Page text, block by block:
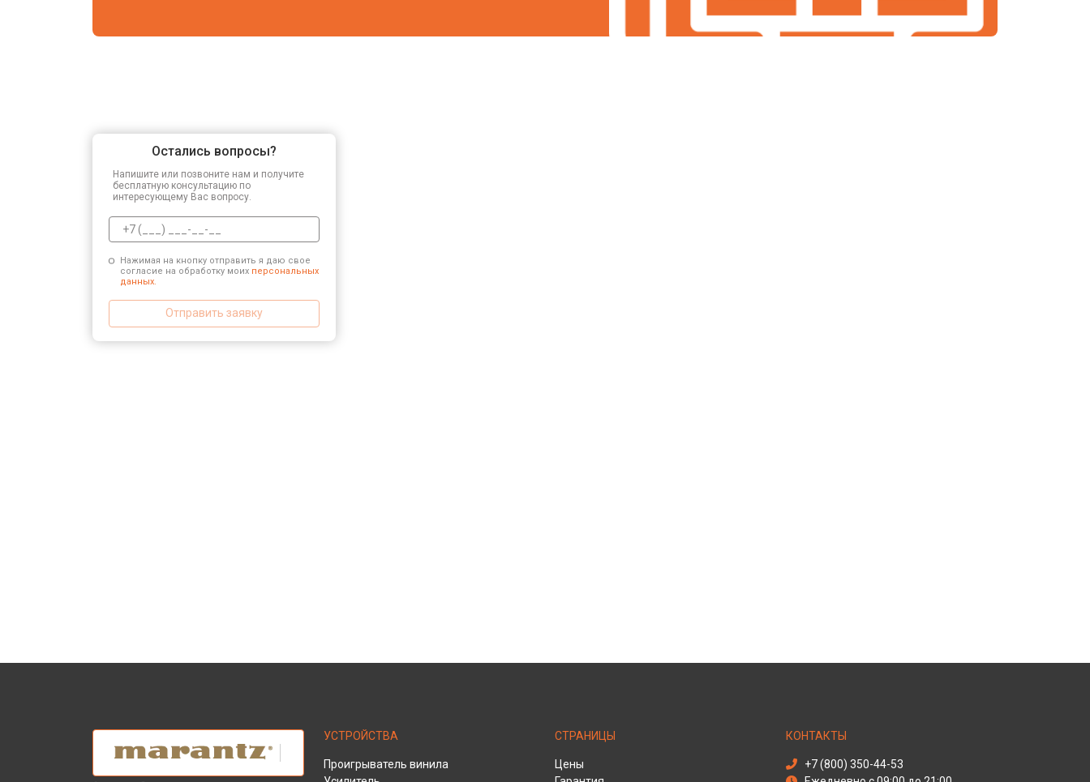
Остались вопросы?
Напишите или позвоните нам и получите
бесплатную консультацию по
интересующему Вас вопросу.
Нажимая на кнопку отправить я даю свое
согласие на обработку моих персональных
данных.
Отправить заявку
УСТРОЙСТВА
Проигрыватель винила
СТРАНИЦЫ
Цены
КОНТАКТЫ
+7 (800) 350-44-53